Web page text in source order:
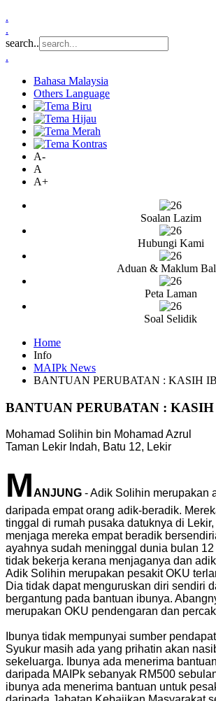
.
.
search..
.
Bahasa Malaysia
Others Language
A-
A
A+
Soalan Lazim
Hubungi Kami
Aduan & Maklum
Peta Laman
Soal Selidik
Home
Info
MAIPk News
BANTUAN PERUBATAN : KASIH
BANTUAN PERUBATAN :
Mohamad Solihin bin Mohamad Azrul
Taman Lekir Indah, Batu 12, Lekir
MANJUNG - Adik Solihin merupakan
daripada empat orang adik-beradik.
tinggal di rumah pusaka datuknya di
menjaga mereka empat beradik
ayahnya sudah meninggal dunia bulan
tidak bekerja kerana menjaganya dan
Adik Solihin merupakan pesakit OKU
Dia tidak dapat menguruskan diri sendiri
bergantung pada bantuan ibunya.
merupakan OKU pendengaran dan
Ibunya tidak mempunyai sumber
Syukur masih ada yang prihatin akan
sekeluarga. Ibunya ada menerima
daripada MAIPk sebanyak RM500
ibunya ada menerima bantuan untuk